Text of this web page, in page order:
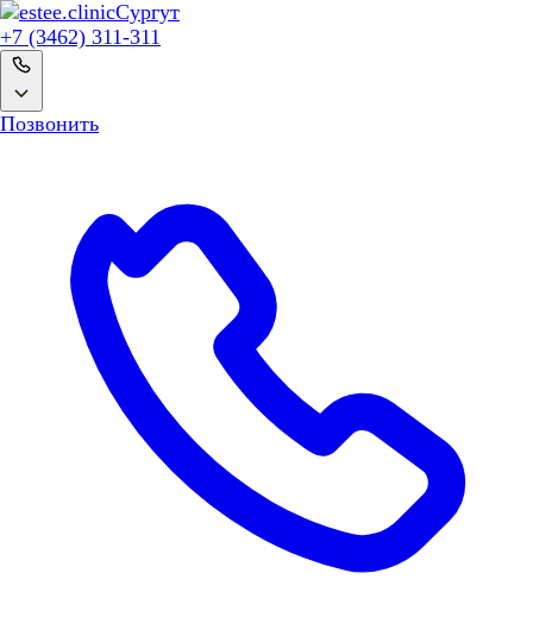
Сургут
+7 (3462) 311-311
Позвонить